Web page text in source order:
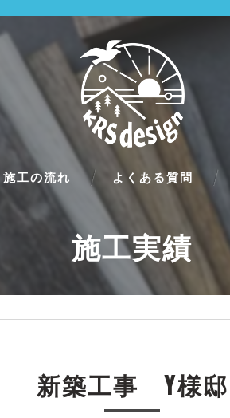
施工の流れ よくある質問
施工実績
新築工事 Y様邸